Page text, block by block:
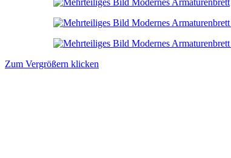
Zum Vergrößern klicken